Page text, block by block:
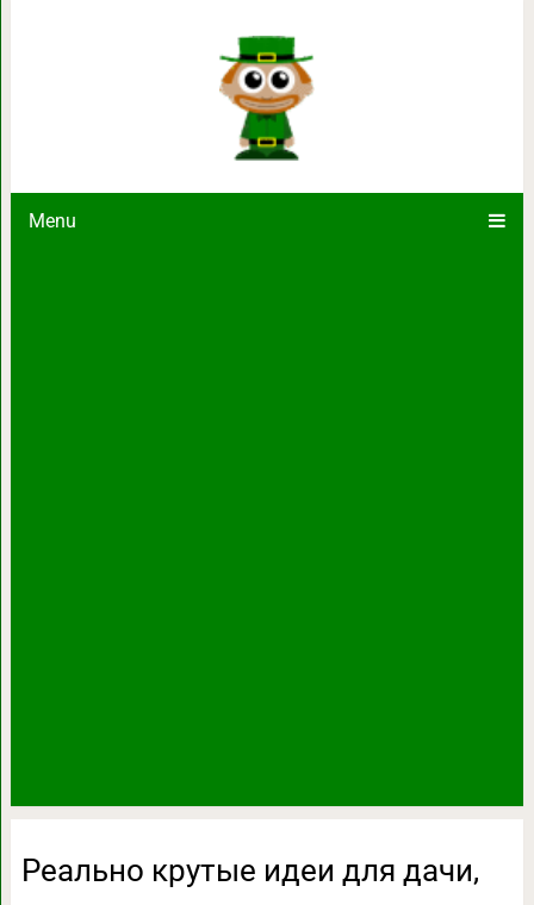
Menu
Реально крутые идеи для дачи,
Реально крутые идеи для дачи,